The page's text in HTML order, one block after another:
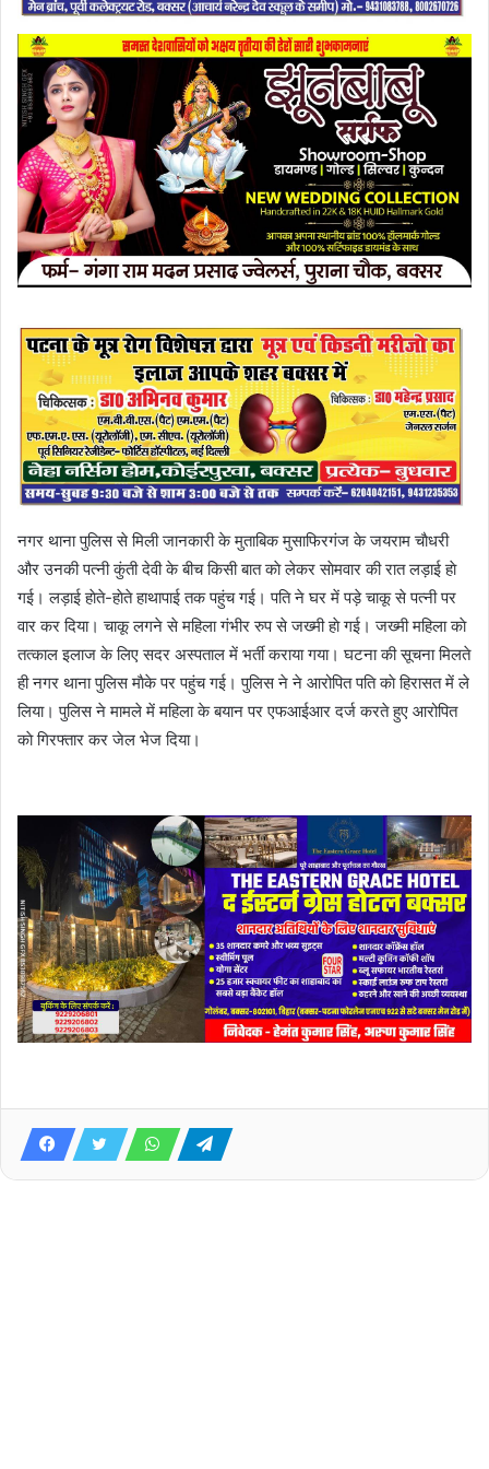
नगर थाना पुलिस से मिली जानकारी के मुताबिक मुसाफिरगंज के जयराम चाैधरी
और उनकी पत्नी कुंती देवी के बीच किसी बात काे लेकर साेमवार की रात लड़ाई हाे
गई। लड़ाई हाेते-हाेते हाथापाई तक पहुंच गई। पति ने घर में पड़े चाकू से पत्नी पर
वार कर दिया। चाकू लगने से महिला गंभीर रुप से जख्मी हाे गई। जख्मी महिला काे
तत्काल इलाज के लिए सदर अस्पताल में भर्ती कराया गया। घटना की सूचना मिलते
ही नगर थाना पुलिस माैके पर पहुंच गई। पुलिस ने ने आरोपित पति काे हिरासत में ले
लिया। पुलिस ने मामले में महिला के बयान पर एफआईआर दर्ज करते हुए आरोपित
काे गिरफ्तार कर जेल भेज दिया।